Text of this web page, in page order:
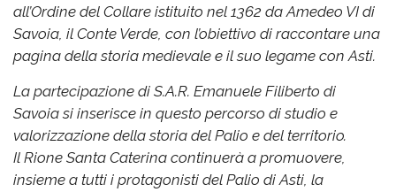
all’Ordine del Collare istituito nel 1362 da Amedeo VI di
Savoia, il Conte Verde, con l’obiettivo di raccontare una
pagina della storia medievale e il suo legame con Asti.
La partecipazione di S.A.R. Emanuele Filiberto di
Savoia si inserisce in questo percorso di studio e
valorizzazione della storia del Palio e del territorio.
Il Rione Santa Caterina continuerà a promuovere,
insieme a tutti i protagonisti del Palio di Asti, la